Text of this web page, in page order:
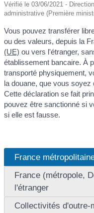
Vérifié le 03/06/2021 -
administrative (Première
Vous pouvez transférer
ou des valeurs, depuis la
(UE) ou vers l'étranger,
établissement bancaire. À
transporté physiquement,
la douane, que vous soyez
Cette déclaration se fait
pouvez être sanctionné si
si elle est fausse.
France
France (métropole,
l'étranger
Collectivités d'outre-